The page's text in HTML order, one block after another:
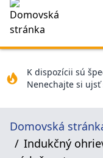
K dispozícii sú
Nenechajte si ujsť
Domovská
Indukčný